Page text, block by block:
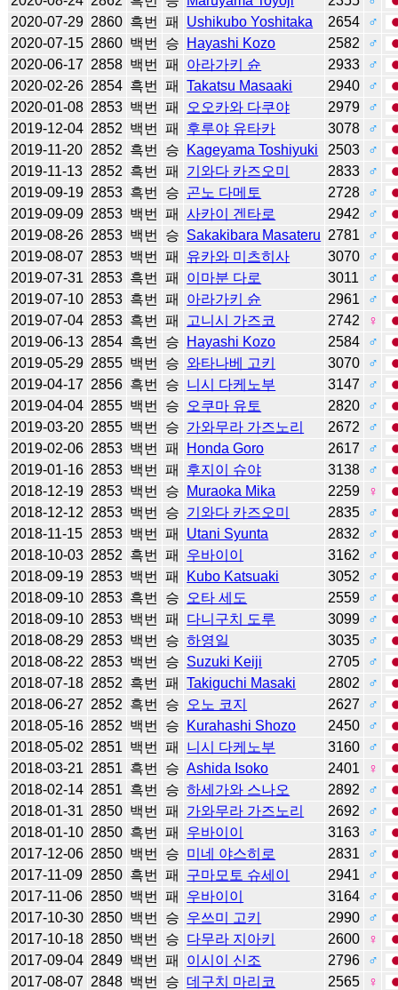
2020-07-29 2860 흑번 패 Ushikubo Yoshitaka 2654
♂
2020-07-15 2860 백번 승 Hayashi Kozo 2582
♂
2020-06-17 2858 백번 패 아라가키 슌 2933
♂
2020-02-26 2854 흑번 패 Takatsu Masaaki 2940
♂
2020-01-08 2853 백번 패 오오카와 다쿠야 2979
♂
2019-12-04 2852 백번 패 후루야 유타카 3078
♂
2019-11-20 2852 흑번 승 Kageyama Toshiyuki 2503
♂
2019-11-13 2852 흑번 패 기와다 카즈오미 2833
♂
2019-09-19 2853 흑번 승 곤노 다메토 2728
♂
2019-09-09 2853 백번 패 사카이 겐타로 2942
♂
2019-08-26 2853 백번 승 Sakakibara Masateru 2781
♂
2019-08-07 2853 백번 패 유카와 미츠히사 3070
♂
2019-07-31 2853 흑번 패 이마분 다로 3011
♂
2019-07-10 2853 흑번 패 아라가키 슌 2961
♂
2019-07-04 2853 흑번 패 고니시 가즈코 2742
♀
2019-06-13 2854 흑번 승 Hayashi Kozo 2584
♂
2019-05-29 2855 백번 승 와타나베 고키 3070
♂
2019-04-17 2856 흑번 승 니시 다케노부 3147
♂
2019-04-04 2855 백번 승 오쿠마 유토 2820
♂
2019-03-20 2855 백번 승 가와무라 가즈노리 2672
♂
2019-02-06 2853 백번 패 Honda Goro 2617
♂
2019-01-16 2853 백번 패 후지이 슈야 3138
♂
2018-12-19 2853 백번 승 Muraoka Mika 2259
♀
2018-12-12 2853 백번 승 기와다 카즈오미 2835
♂
2018-11-15 2853 백번 패 Utani Syunta 2832
♂
2018-10-03 2852 흑번 패 우바이이 3162
♂
2018-09-19 2853 백번 패 Kubo Katsuaki 3052
♂
2018-09-10 2853 흑번 승 오타 세도 2559
♂
2018-09-10 2853 백번 패 다니구치 도루 3099
♂
2018-08-29 2853 백번 승 하영일 3035
♂
2018-08-22 2853 백번 승 Suzuki Keiji 2705
♂
2018-07-18 2852 흑번 패 Takiguchi Masaki 2802
♂
2018-06-27 2852 흑번 승 오노 코지 2627
♂
2018-05-16 2852 백번 승 Kurahashi Shozo 2450
♂
2018-05-02 2851 백번 패 니시 다케노부 3160
♂
2018-03-21 2851 흑번 승 Ashida Isoko 2401
♀
2018-02-14 2851 흑번 승 하세가와 스나오 2892
♂
2018-01-31 2850 백번 패 가와무라 가즈노리 2692
♂
2018-01-10 2850 흑번 패 우바이이 3163
♂
2017-12-06 2850 백번 승 미네 야스히로 2831
♂
2017-11-09 2850 흑번 패 구마모토 슈세이 2941
♂
2017-11-06 2850 백번 패 우바이이 3164
♂
2017-10-30 2850 백번 승 우쓰미 고키 2990
♂
2017-10-18 2850 백번 승 다무라 지아키 2600
♀
2017-09-04 2849 백번 패 이시이 신조 2796
♂
2017-08-07 2848 백번 승 데구치 마리코 2565
♀